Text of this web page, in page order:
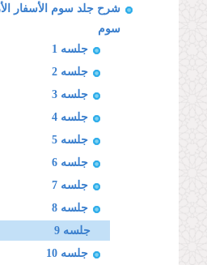
شرح جلد سوم الأسفار
سوم
جلسه 1
جلسه 2
جلسه 3
جلسه 4
جلسه 5
جلسه 6
جلسه 7
جلسه 8
جلسه 9
جلسه 10